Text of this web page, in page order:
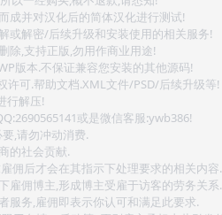
成并对汉化后的简体汉化进行测试!
或解密/后续升级和安装使用的相关服务!
除,支持正版,勿用作商业用途!
版本.不保证兼容您安装的其他源码!
许可.帮助文档.XML文件/PSD/后续升级等!
行解压!
或是微信客服:ywb386!
,请勿冲动消费.
的社会贡献.
佣后才会在其指示下处理要求的相关内容.
雇佣博主,形成博主受雇于访客的劳务关系.
服务,雇佣即表示你认可和满足此要求.